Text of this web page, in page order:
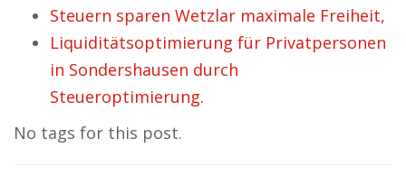
Steuern sparen Wetzlar maximale Freiheit,
Liquiditätsoptimierung für Privatpersonen
in Sondershausen durch
Steueroptimierung.
No tags for this post.